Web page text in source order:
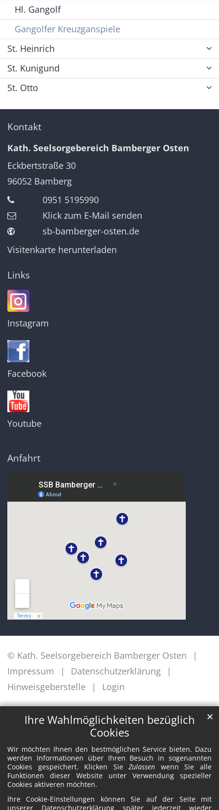
Ihre Wahlmöglichkeiten bezüglich
Cookies
Wir möchten Ihnen den bestmöglichen Service bieten. Dazu
werden Informationen über Ihren Besuch in sogenannten
Cookies gespeichert. Klicken SieZulassen wenn Sie alle
Funktionen dieser Website unter Verwendung spezieller
Cookies aktiveren möchten.
Ihre Cookie-Einstellungen können Sie auf der Seite mit
unserer Datenschutzerklärung später jederzeit wieder
✕
Hl. Gangolf
Gangolfer Kreuzganspiele
St. Heinrich
St. Kunigund
St. Otto
Kontakt
Kath. Seelsorgebereich Bamberger Osten
Eckbertstraße 30
96052 Bamberg
0951 5195990
Klick zum E-Mail senden
sb-bamberger-osten.de
Visitenkarte herunterladen
Links
Instagram
Facebook
Youtube
Anfahrt
© Kath. Seelsorgebereich Bamberger Osten
Impressum
Datenschutzerklärung
Hinweisgeberstelle
Login